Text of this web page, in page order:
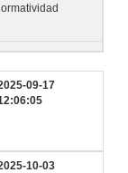
09-17
10-03